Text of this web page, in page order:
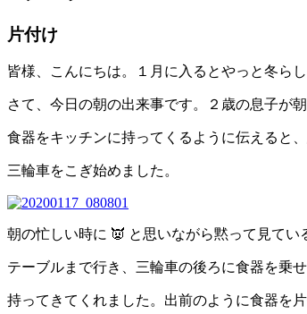
片付け
皆様、こんにちは。１月に入るとやっと冬ら
さて、今日の朝の出来事です。２歳の息子が
食器をキッチンに持ってくるように伝えると
三輪車をこぎ始めました。
朝の忙しい時に 👿 と思いながら黙って見てい
テーブルまで行き、三輪車の後ろに食器を乗
持ってきてくれました。出前のように食器を